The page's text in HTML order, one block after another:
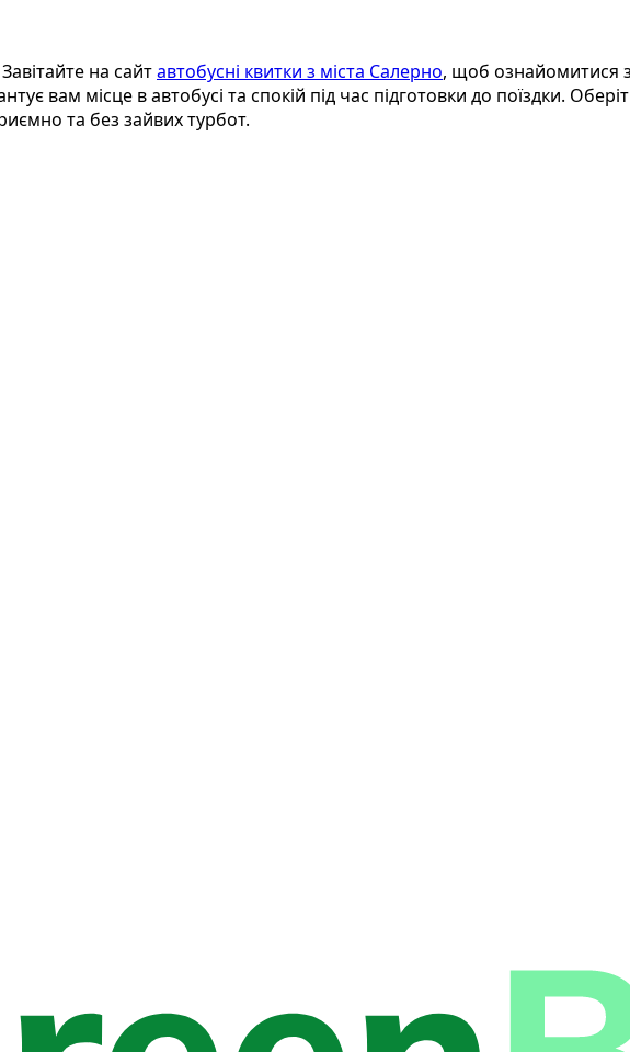
на сайтавтобусні квитки з міста Салерно, щоб ознайомитися
вам місце в автобусі та спокій під час підготовки до поїздки.
та без зайвих турбот.